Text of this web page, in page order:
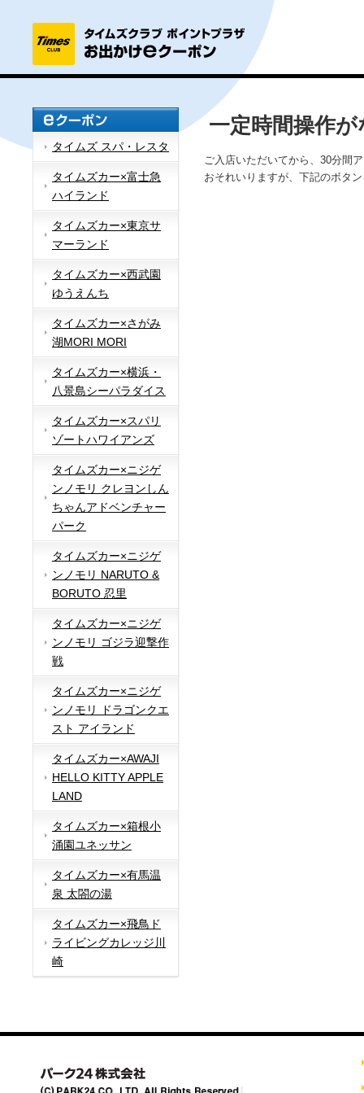
タイムズ スパ・レスタ
タイムズカー×富士急
ハイランド
タイムズカー×東京サ
マーランド
タイムズカー×西武園
ゆうえんち
タイムズカー×さがみ
湖MORI MORI
タイムズカー×横浜・
八景島シーパラダイス
タイムズカー×スパリ
ゾートハワイアンズ
タイムズカー×ニジゲ
ンノモリ クレヨンしん
ちゃんアドベンチャー
パーク
タイムズカー×ニジゲ
ンノモリ NARUTO &
BORUTO 忍里
タイムズカー×ニジゲ
ンノモリ ゴジラ迎撃作
戦
タイムズカー×ニジゲ
ンノモリ ドラゴンクエ
スト アイランド
タイムズカー×AWAJI
HELLO KITTY APPLE
LAND
タイムズカー×箱根小
涌園ユネッサン
タイムズカー×有馬温
泉 太閤の湯
タイムズカー×飛鳥ド
ライビングカレッジ川
崎
一定時間操作
ご入店いただいてから、30分間
おそれいりますが、下記のボタ